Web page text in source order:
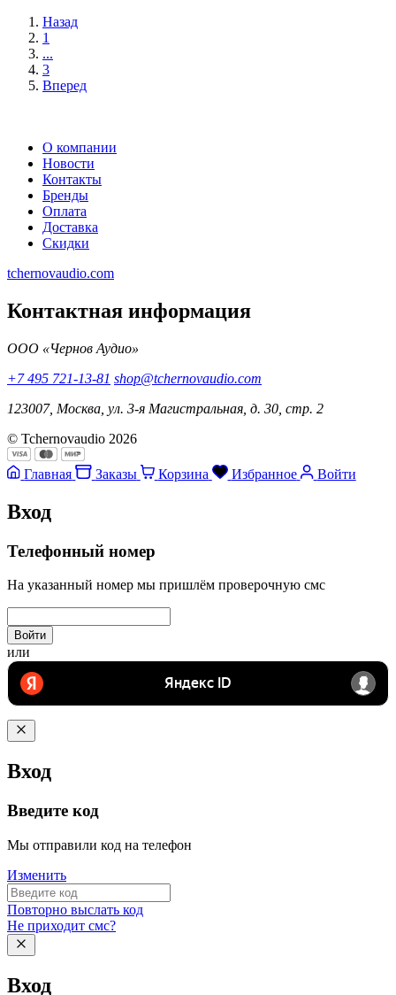
Назад
1
...
3
Вперед
О компании
Новости
Контакты
Бренды
Оплата
Доставка
Скидки
tchernovaudio.com
Контактная информация
ООО «Чернов Аудио»
+7 495 721-13-81 shop@tchernovaudio.com
123007, Москва, ул. 3-я Магистральная, д. 30, стр. 2
© Tchernovaudio 2026
Главная Заказы Корзина Избранное Войти
Вход
Телефонный номер
На указанный номер мы пришлём проверочную смс
Войти
или
Вход
Введите код
Мы отправили код на телефон
Изменить
Повторно выслать код
Не приходит смс?
Вход